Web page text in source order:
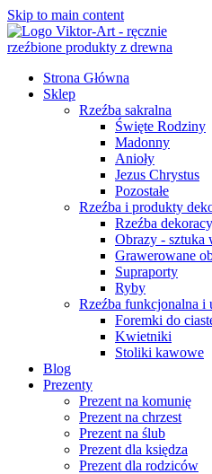
Skip to main content
Strona Główna
Sklep
Rzeźba sakralna
Święte Rodziny
Madonny
Anioły
Jezus Chrystus
Pozostałe
Rzeźba i produkty
Rzeźba
Obrazy - sztuka
Grawerowane
Supraporty
Ryby
Rzeźba funkcjonalna i
Foremki do
Kwietniki
Stoliki kawowe
Blog
Prezenty
Prezent na komunię
Prezent na chrzest
Prezent na ślub
Prezent dla księdza
Prezent dla rodziców